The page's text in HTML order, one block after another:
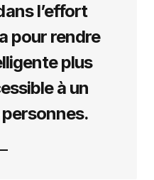
l’effort
pour rendre
plus
à un